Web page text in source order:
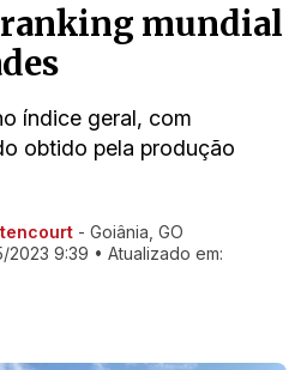
ranking mundial
índice geral, com
obtido pela produção
- Goiânia, GO
2023 9:39 • Atualizado em: